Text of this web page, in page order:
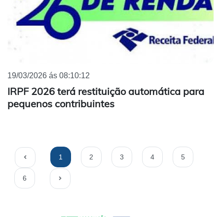
19/03/2026 ás 08:10:12
IRPF 2026 terá restituição automática para
pequenos contribuintes
1 2 3 4 5
6